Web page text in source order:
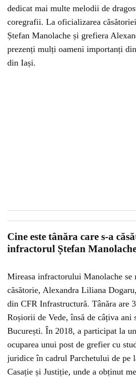
dedicat mai multe melodii de
coregrafii. La oficializarea
Ștefan Manolache și grefiera
prezenți mulți oameni importanți
din Iași.
Cine este tânăra care s-a
infractorul Ștefan
Mireasa infractorului Manolache se
căsătorie, Alexandra Liliana
din CFR Infrastructură. Tânăra are
Roșiorii de Vede, însă de câțiva ani
București. În 2018, a participat la
ocuparea unui post de grefier cu
juridice în cadrul Parchetului de pe
Casație și Justiție, unde a obținut